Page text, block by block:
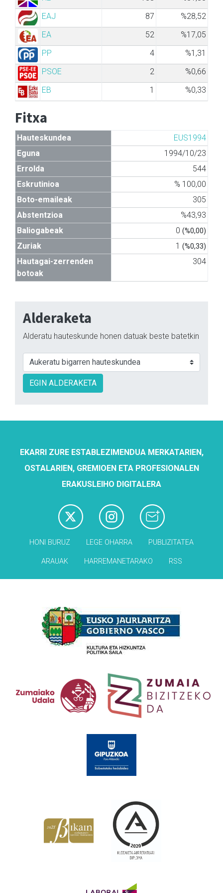
EAJ
87
%28,52
EA
52
%17,05
PP
4
%1,31
PSOE
2
%0,66
EB
1 %0,33
Fitxa
Hauteskundea
EUS1994
Eguna
1994/10/23
Errolda
544
Eskrutinioa
% 100,00
Boto-emaileak
305
Abstentzioa
%43,93
Baliogabeak
0 (%0,00)
Zuriak 1 (%0,33)
Hautagai-zerrenden
botoak
304
Alderaketa
Alderatu hauteskunde honen datuak beste batetkin
EGIN ALDERAKETA
EKARRI ZURE ESTABLEZIMENDUA MERKATARIEN,
OSTALARIEN, GREMIOEN ETA PROFESIONALEN
ERAKUSLEIHO DIGITALERA
HONI BURUZ LEGE OHARRA PUBLIZITATEA
ARAUAK HARREMANETARAKO RSS